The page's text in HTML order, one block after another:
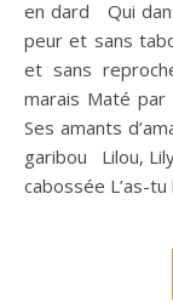
en dard Qui
peur et sans
et sans
marais Maté
Ses amants
garibou Lilou,
cabossée L’as-